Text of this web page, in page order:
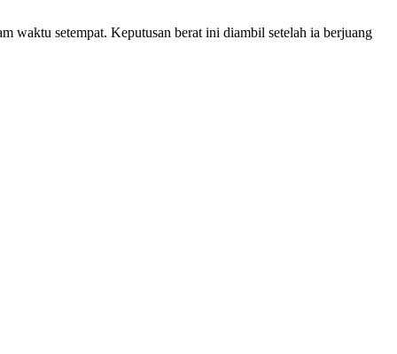
waktu setempat. Keputusan berat ini diambil setelah ia berjuang